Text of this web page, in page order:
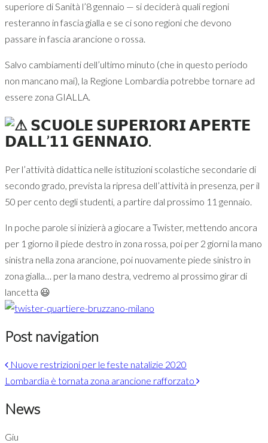
superiore di Sanità l’8 gennaio — si deciderà quali regioni
resteranno in fascia gialla e se ci sono regioni che devono
passare in fascia arancione o rossa.
Salvo cambiamenti dell’ultimo minuto (che in questo periodo
non mancano mai), la Regione Lombardia potrebbe tornare ad
essere zona GIALLA.
𝗦𝗖𝗨𝗢𝗟𝗘 𝗦𝗨𝗣𝗘𝗥𝗜𝗢𝗥𝗜 𝗔𝗣𝗘𝗥𝗧𝗘
𝗗𝗔𝗟𝗟’𝟭𝟭 𝗚𝗘𝗡𝗡𝗔𝗜𝗢.
Per l’attività didattica nelle istituzioni scolastiche secondarie di
secondo grado, prevista la ripresa dell’attività in presenza, per il
50 per cento degli studenti, a partire dal prossimo 11 gennaio.
In poche parole si inizierà a giocare a Twister, mettendo ancora
per 1 giorno il piede destro in zona rossa, poi per 2 giorni la mano
sinistra nella zona arancione, poi nuovamente piede sinistro in
zona gialla… per la mano destra, vedremo al prossimo girar di
lancetta 😃
Post navigation
Nuove restrizioni per le feste natalizie 2020
Lombardia è tornata zona arancione rafforzato
News
Giu